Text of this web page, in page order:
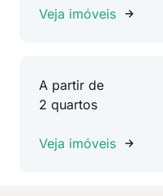
Veja imóveis
A partir de
2 quartos
Veja imóveis